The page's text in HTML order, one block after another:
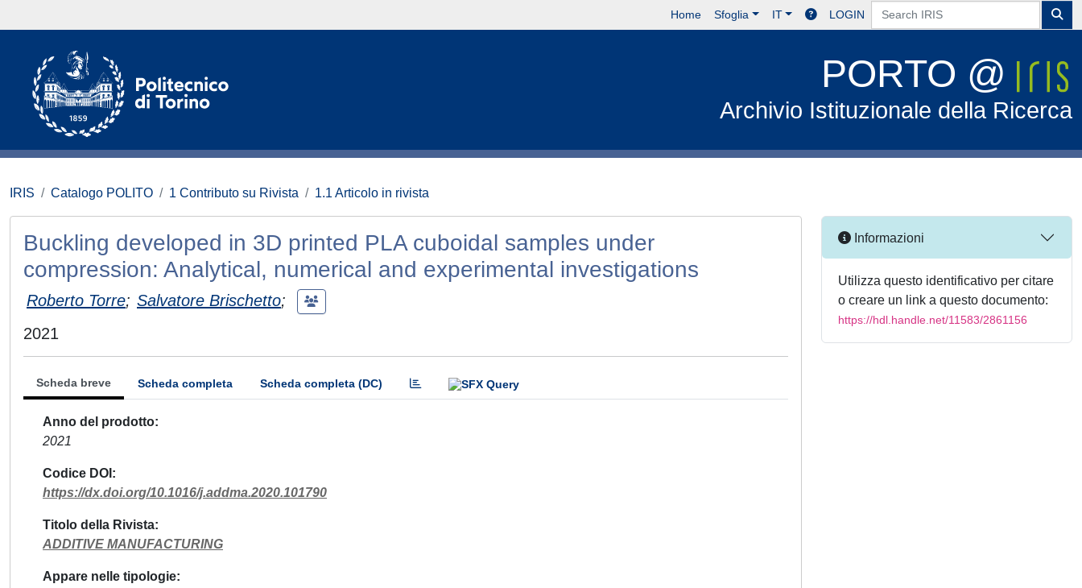
Home Sfoglia IT LOGIN
PORTO @
Archivio Istituzionale della Ricerca
IRIS Catalogo POLITO 1 Contributo su Rivista 1.1 Articolo in rivista
Buckling developed in 3D printed PLA cuboidal samples under
compression: Analytical, numerical and experimental investigations
Roberto Torre; Salvatore Brischetto;
2021
Scheda breve Scheda completa Scheda completa (DC)
Anno del prodotto
2021
Codice DOI
https://dx.doi.org/10.1016/j.addma.2020.101790
Titolo della Rivista
ADDITIVE MANUFACTURING
Appare nelle tipologie
Informazioni
Utilizza questo identificativo per citare
o creare un link a questo documento:
https://hdl.handle.net/11583/2861156